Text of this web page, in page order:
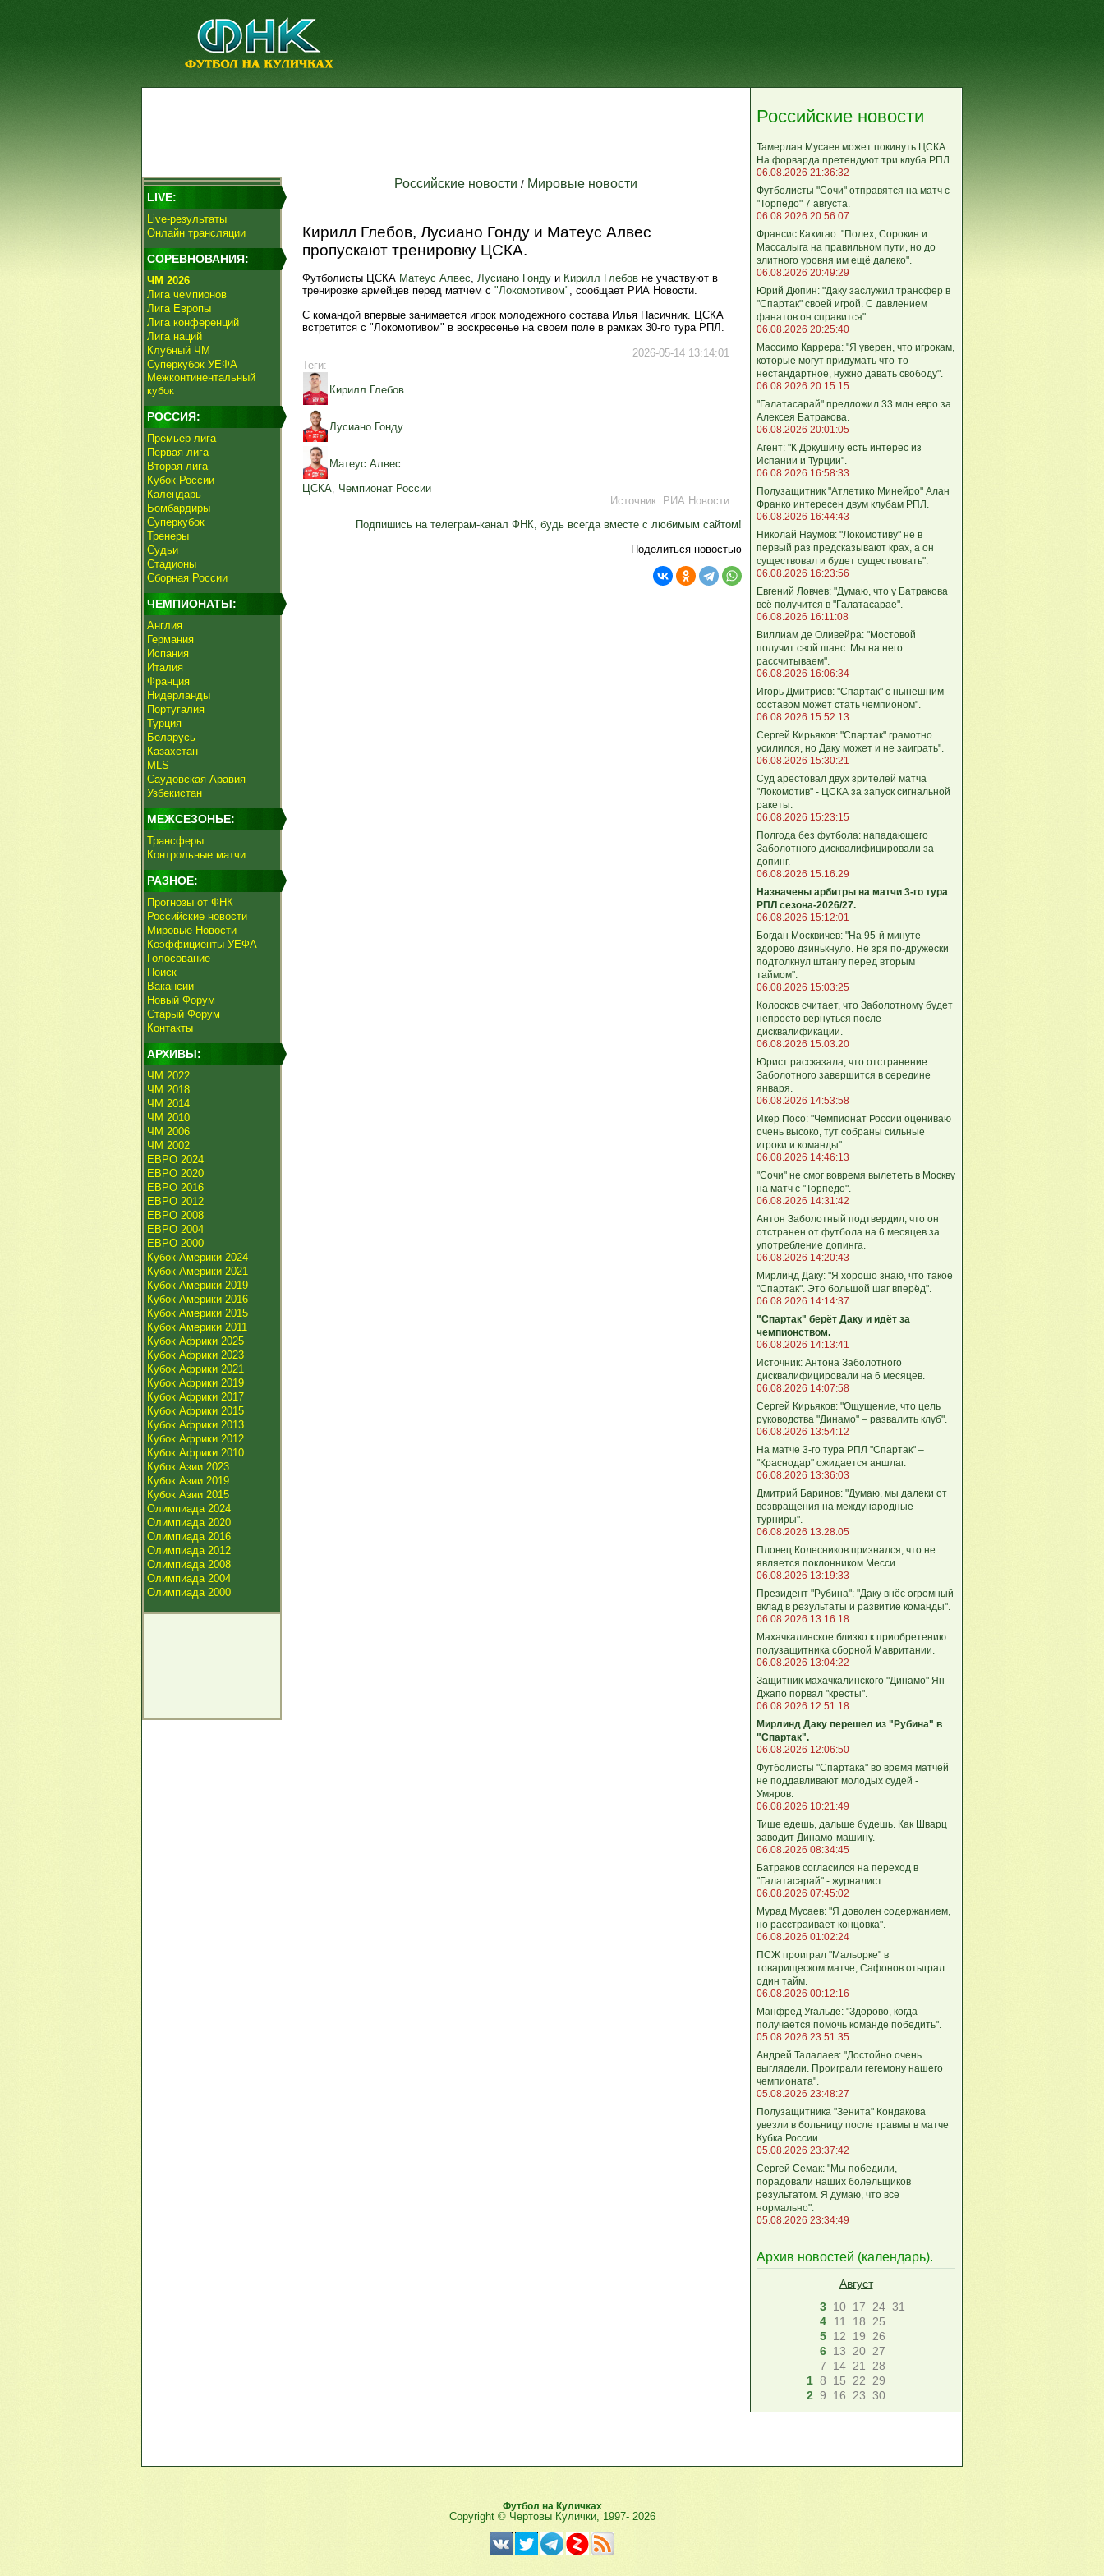
LIVE:
Live-результаты
Онлайн трансляции
СОРЕВНОВАНИЯ:
ЧМ 2026
Лига чемпионов
Лига Европы
Лига конференций
Лига наций
Клубный ЧМ
Суперкубок УЕФА
Межконтинентальный
кубок
РОССИЯ:
Премьер-лига
Первая лига
Вторая лига
Кубок России
Календарь
Бомбардиры
Суперкубок
Тренеры
Судьи
Стадионы
Сборная России
ЧЕМПИОНАТЫ:
Англия
Германия
Испания
Италия
Франция
Нидерланды
Португалия
Турция
Беларусь
Казахстан
MLS
Саудовская Аравия
Узбекистан
МЕЖСЕЗОНЬЕ:
Трансферы
Контрольные матчи
РАЗНОЕ:
Прогнозы от ФНК
Российские новости
Мировые Новости
Коэффициенты УЕФА
Голосование
Поиск
Вакансии
Новый Форум
Старый Форум
Контакты
АРХИВЫ:
ЧМ 2022
ЧМ 2018
ЧМ 2014
ЧМ 2010
ЧМ 2006
ЧМ 2002
ЕВРО 2024
ЕВРО 2020
ЕВРО 2016
ЕВРО 2012
ЕВРО 2008
ЕВРО 2004
ЕВРО 2000
Кубок Америки 2024
Кубок Америки 2021
Кубок Америки 2019
Кубок Америки 2016
Кубок Америки 2015
Кубок Америки 2011
Кубок Африки 2025
Кубок Африки 2023
Кубок Африки 2021
Кубок Африки 2019
Кубок Африки 2017
Кубок Африки 2015
Кубок Африки 2013
Кубок Африки 2012
Кубок Африки 2010
Кубок Азии 2023
Кубок Азии 2019
Кубок Азии 2015
Олимпиада 2024
Олимпиада 2020
Олимпиада 2016
Олимпиада 2012
Олимпиада 2008
Олимпиада 2004
Олимпиада 2000
Российские новости / Мировые новости
Кирилл Глебов, Лусиано Гонду и Матеус Алвес
пропускают тренировку ЦСКА.
Футболисты ЦСКА Матеус Алвес, Лусиано Гонду и Кирилл Глебов не участвуют в
тренировке армейцев перед матчем с "Локомотивом", сообщает РИА Новости.
С командой впервые занимается игрок молодежного состава Илья Пасичник. ЦСКА
встретится с "Локомотивом" в воскресенье на своем поле в рамках 30-го тура РПЛ.
2026-05-14 13:14:01
Теги:
Кирилл Глебов
Лусиано Гонду
Матеус Алвес
ЦСКА, Чемпионат России
Источник: РИА Новости
Подпишись на телеграм-канал ФНК, будь всегда вместе с любимым сайтом!
Поделиться новостью
Российские новости
Тамерлан Мусаев может покинуть ЦСКА.
На форварда претендуют три клуба РПЛ.
06.08.2026 21:36:32
Футболисты "Сочи" отправятся на матч с
"Торпедо" 7 августа.
06.08.2026 20:56:07
Франсис Кахигао: "Полех, Сорокин и
Массалыга на правильном пути, но до
элитного уровня им ещё далеко".
06.08.2026 20:49:29
Юрий Дюпин: "Даку заслужил трансфер в
"Спартак" своей игрой. С давлением
фанатов он справится".
06.08.2026 20:25:40
Массимо Каррера: "Я уверен, что игрокам,
которые могут придумать что-то
нестандартное, нужно давать свободу".
06.08.2026 20:15:15
"Галатасарай" предложил 33 млн евро за
Алексея Батракова.
06.08.2026 20:01:05
Агент: "К Дркушичу есть интерес из
Испании и Турции".
06.08.2026 16:58:33
Полузащитник "Атлетико Минейро" Алан
Франко интересен двум клубам РПЛ.
06.08.2026 16:44:43
Николай Наумов: "Локомотиву" не в
первый раз предсказывают крах, а он
существовал и будет существовать".
06.08.2026 16:23:56
Евгений Ловчев: "Думаю, что у Батракова
всё получится в "Галатасарае".
06.08.2026 16:11:08
Виллиам де Оливейра: "Мостовой
получит свой шанс. Мы на него
рассчитываем".
06.08.2026 16:06:34
Игорь Дмитриев: "Спартак" с нынешним
составом может стать чемпионом".
06.08.2026 15:52:13
Сергей Кирьяков: "Спартак" грамотно
усилился, но Даку может и не заиграть".
06.08.2026 15:30:21
Суд арестовал двух зрителей матча
"Локомотив" - ЦСКА за запуск сигнальной
ракеты.
06.08.2026 15:23:15
Полгода без футбола: нападающего
Заболотного дисквалифицировали за
допинг.
06.08.2026 15:16:29
Назначены арбитры на матчи 3-го тура
РПЛ сезона-2026/27.
06.08.2026 15:12:01
Богдан Москвичев: "На 95‑й минуте
здорово дзинькнуло. Не зря по‑дружески
подтолкнул штангу перед вторым
таймом".
06.08.2026 15:03:25
Колосков считает, что Заболотному будет
непросто вернуться после
дисквалификации.
06.08.2026 15:03:20
Юрист рассказала, что отстранение
Заболотного завершится в середине
января.
06.08.2026 14:53:58
Икер Посо: "Чемпионат России оцениваю
очень высоко, тут собраны сильные
игроки и команды".
06.08.2026 14:46:13
"Сочи" не смог вовремя вылететь в Москву
на матч с "Торпедо".
06.08.2026 14:31:42
Антон Заболотный подтвердил, что он
отстранен от футбола на 6 месяцев за
употребление допинга.
06.08.2026 14:20:43
Мирлинд Даку: "Я хорошо знаю, что такое
"Спартак". Это большой шаг вперёд".
06.08.2026 14:14:37
"Спартак" берёт Даку и идёт за
чемпионством.
06.08.2026 14:13:41
Источник: Антона Заболотного
дисквалифицировали на 6 месяцев.
06.08.2026 14:07:58
Сергей Кирьяков: "Ощущение, что цель
руководства "Динамо" – развалить клуб".
06.08.2026 13:54:12
На матче 3-го тура РПЛ "Спартак" –
"Краснодар" ожидается аншлаг.
06.08.2026 13:36:03
Дмитрий Баринов: "Думаю, мы далеки от
возвращения на международные
турниры".
06.08.2026 13:28:05
Пловец Колесников признался, что не
является поклонником Месси.
06.08.2026 13:19:33
Президент "Рубина": "Даку внёс огромный
вклад в результаты и развитие команды".
06.08.2026 13:16:18
Махачкалинское близко к приобретению
полузащитника сборной Мавритании.
06.08.2026 13:04:22
Защитник махачкалинского "Динамо" Ян
Джапо порвал "кресты".
06.08.2026 12:51:18
Мирлинд Даку перешел из "Рубина" в
"Спартак".
06.08.2026 12:06:50
Футболисты "Спартака" во время матчей
не поддавливают молодых судей -
Умяров.
06.08.2026 10:21:49
Тише едешь, дальше будешь. Как Шварц
заводит Динамо-машину.
06.08.2026 08:34:45
Батраков согласился на переход в
"Галатасарай" - журналист.
06.08.2026 07:45:02
Мурад Мусаев: "Я доволен содержанием,
но расстраивает концовка".
06.08.2026 01:02:24
ПСЖ проиграл "Мальорке" в
товарищеском матче, Сафонов отыграл
один тайм.
06.08.2026 00:12:16
Манфред Угальде: "Здорово, когда
получается помочь команде победить".
05.08.2026 23:51:35
Андрей Талалаев: "Достойно очень
выглядели. Проиграли гегемону нашего
чемпионата".
05.08.2026 23:48:27
Полузащитника "Зенита" Кондакова
увезли в больницу после травмы в матче
Кубка России.
05.08.2026 23:37:42
Сергей Семак: "Мы победили,
порадовали наших болельщиков
результатом. Я думаю, что все
нормально".
05.08.2026 23:34:49
Архив новостей (календарь).
Август
3 10 17 24 31
4
11 18
25
5 12 19
26
6 13 20 27
7
14 21
28
1 8 15 22
29
2 9 16 23 30
Футбол на Куличках
Copyright © Чертовы Кулички, 1997- 2026